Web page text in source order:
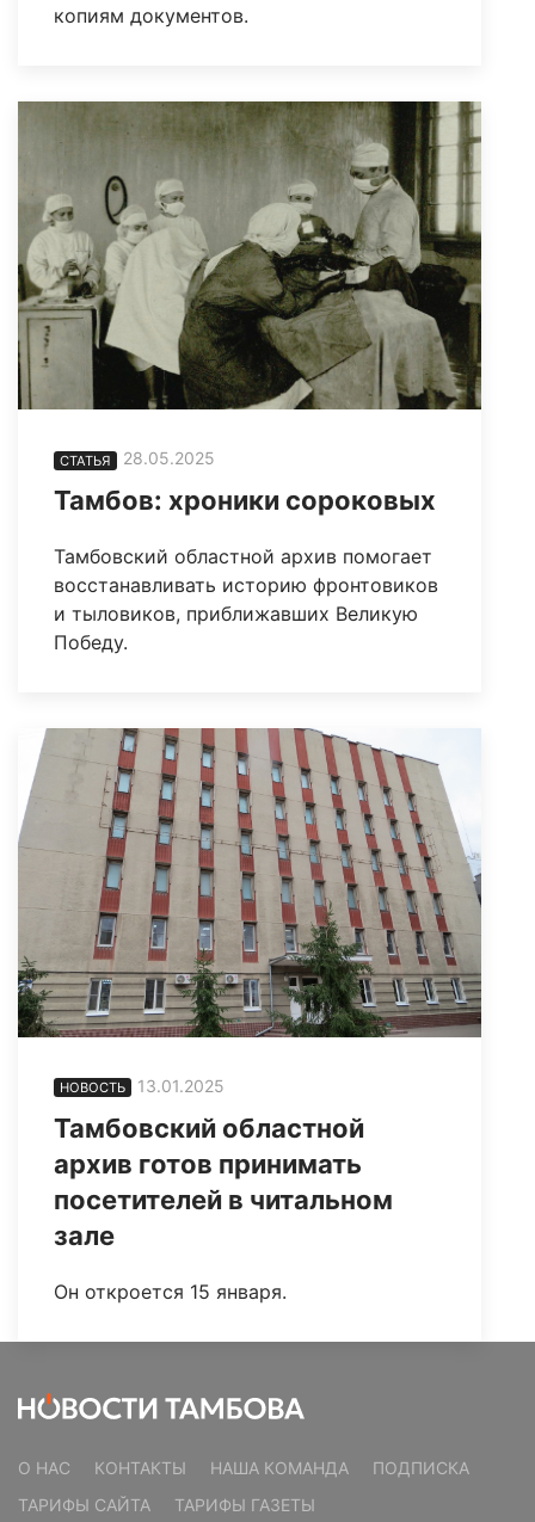
копиям документов.
СТАТЬЯ 28.05.2025
Тамбов: хроники сороковых
Тамбовский областной архив помогает
восстанавливать историю фронтовиков
и тыловиков, приближавших Великую
Победу.
НОВОСТЬ 13.01.2025
Тамбовский областной
архив готов принимать
посетителей в читальном
зале
Он откроется 15 января.
О НАС КОНТАКТЫ НАША КОМАНДА
ПОДПИСКА
ТАРИФЫ САЙТА
ТАРИФЫ ГАЗЕТЫ